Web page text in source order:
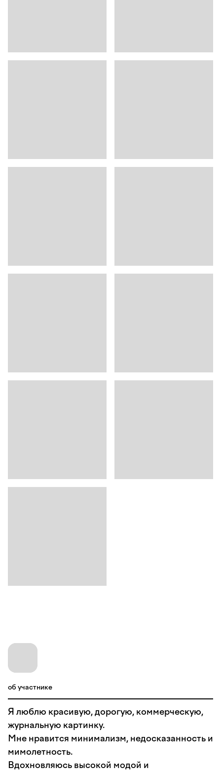
об участнике
Я люблю красивую, дорогую, коммерческую,
журнальную картинку.
Мне нравится минимализм, недосказанность и
мимолетность.
Вдохновляюсь высокой модой и